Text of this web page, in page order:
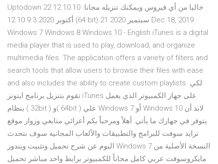
Uptodown خاليا من أي فيروس ويمكنك تنزيله مجانا. 12.10.10 22
أكتوبر 2020 12.10.9.3 (64 bit) 21 سبتمبر 2020 Dec 18, 2019 ·
Windows 7 Windows 8 Windows 10 - English iTunes is a digital
media player that is used to play, download, and organize
multimedia files. The application offers a variety of filters and
search tools that allow users to browse their files with ease
and also includes the ability to create custom playlists. لكي
تقوم بتنزيل برنامج ايتونز iTunes على جهاز الكمبيوتر الذي يعمل
بنظام ( 32bit ) و( 64bit ) علي Windows 7 أو Windows 10 لابد أن
يتوفر في جهازك ما يأتي: أهلاً ومرحباً بكم أعزائي متابعي وزوار موقع
ترايد سوفت للبرامج والتطبيقات والألعاب المجانية سوف نتحدث
اليوم عن شرح تحميل وتثبيت ويندوز Windows 7 النسخة الأصلية من
مايكروسوفت عربي كامل مجاناً للكمبيوتر برابط واحد مباشر تحميل